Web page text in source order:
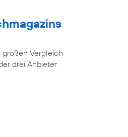
Vergleich
drei Anbieter